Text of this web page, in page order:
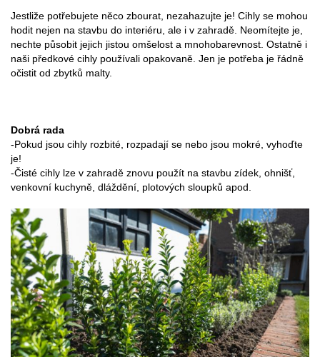
Jestliže potřebujete něco zbourat, nezahazujte je! Cihly se mohou
hodit nejen na stavbu do interiéru, ale i v zahradě. Neomítejte je,
nechte působit jejich jistou omšelost a mnohobarevnost. Ostatně i
naši předkové cihly používali opakovaně. Jen je potřeba je řádně
očistit od zbytků malty.
Dobrá rada
-Pokud jsou cihly rozbité, rozpadají se nebo jsou mokré, vyhoďte
je!
-Čisté cihly lze v zahradě znovu použít na stavbu zídek, ohnišť,
venkovní kuchyně, dláždění, plotových sloupků apod.